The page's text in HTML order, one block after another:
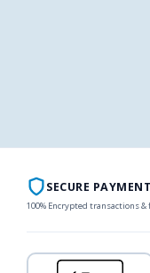
SECURE
100% Encrypted transactions